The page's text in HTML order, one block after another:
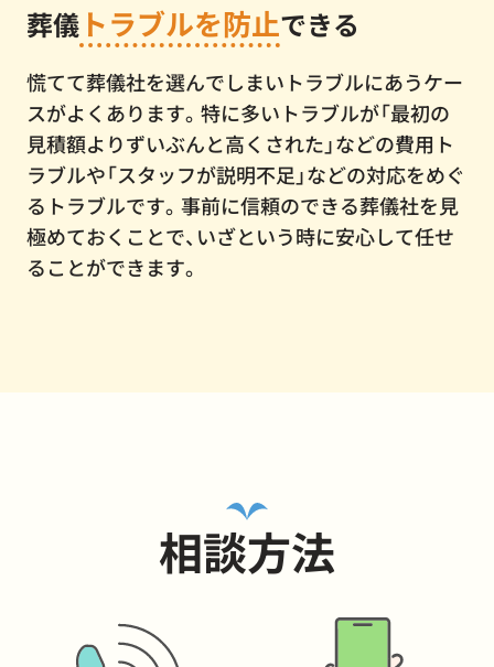
葬儀トラブルを防止できる
慌てて葬儀社を選んでしまいトラブルにあうケー
スがよくあります。特に多いトラブルが「最初の
見積額よりずいぶんと高くされた」などの費用ト
ラブルや「スタッフが説明不足」などの対応をめぐ
るトラブルです。事前に信頼のできる葬儀社を見
極めておくことで、いざという時に安心して任せ
ることができます。
相談方法